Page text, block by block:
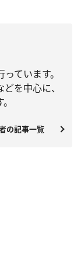
ています。
を中心に、
の記事一覧